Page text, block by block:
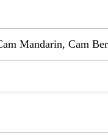
Mandarin, Cam